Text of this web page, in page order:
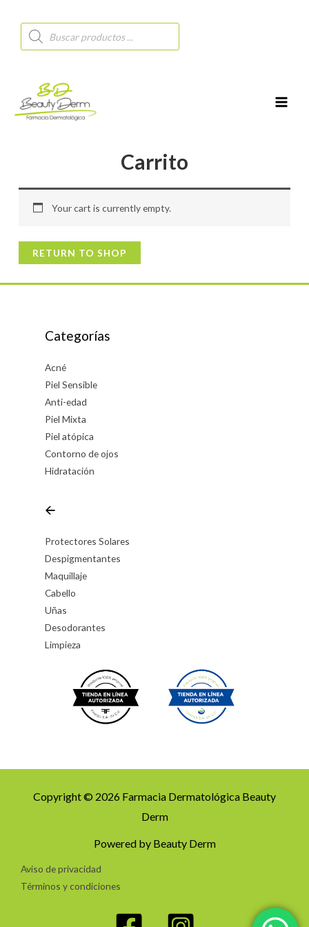
Búsqueda
de
productos
Carrito
Your cart is currently empty.
RETURN TO SHOP
Categorías
Acné
Piel Sensible
Anti-edad
Piel Mixta
Piel atópica
Contorno de ojos
Hidratación
🡨
Protectores Solares
Despigmentantes
Maquillaje
Cabello
Uñas
Desodorantes
Limpieza
Copyright © 2026 Farmacia Dermatológica Beauty
Derm
Powered by Beauty Derm
Aviso de privacidad
Términos y condiciones